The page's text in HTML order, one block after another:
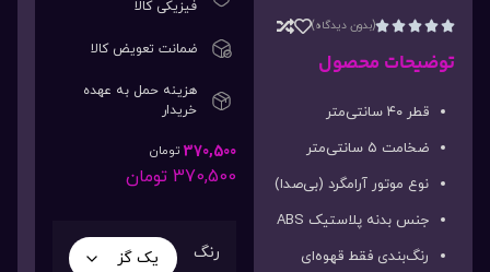




(بدون دیدگاه)
توضیحات محصول
قطر ۴۰ سانتی‌متر
ضخامت ۵ سانتی‌متر
نوع موتور آرامگرد (بی‌صدا)
جنس بدنه پلاستیک ABS
رنگ‌بندی فقط قهوه‌ای
فیزیکی کالا
ضمانت تعویض کالا
هزینه حمل به عهده
خریدار
370,500 تومان
370,500 تومان
رنگ